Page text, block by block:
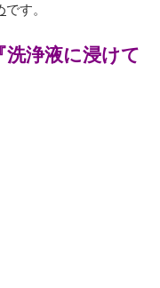
です。
浄液に浸けて